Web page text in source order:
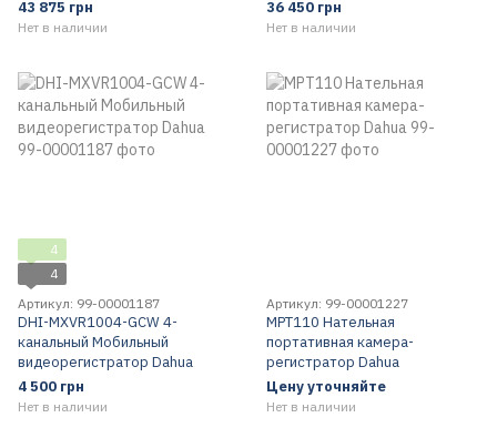
43 875 грн
Нет в наличии
36 450 грн
Нет в наличии
4
4
Артикул: 99-00001187
DHI-MXVR1004-GCW 4-
канальный Мобильный
видеорегистратор Dahua
4 500 грн
Нет в наличии
Артикул: 99-00001227
MPT110 Нательная
портативная камера-
регистратор Dahua
Цену уточняйте
Нет в наличии